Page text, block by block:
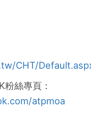
CHT/
粉絲專頁：
atpmoa